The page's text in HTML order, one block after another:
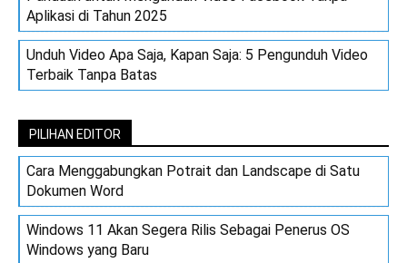
Aplikasi di Tahun 2025
Unduh Video Apa Saja, Kapan Saja: 5 Pengunduh Video
Terbaik Tanpa Batas
PILIHAN EDITOR
Cara Menggabungkan Potrait dan Landscape di Satu
Dokumen Word
Windows 11 Akan Segera Rilis Sebagai Penerus OS
Windows yang Baru